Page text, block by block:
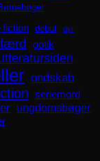
debut dyr
gotik
ondskab
seriemord
ungdomsbøger